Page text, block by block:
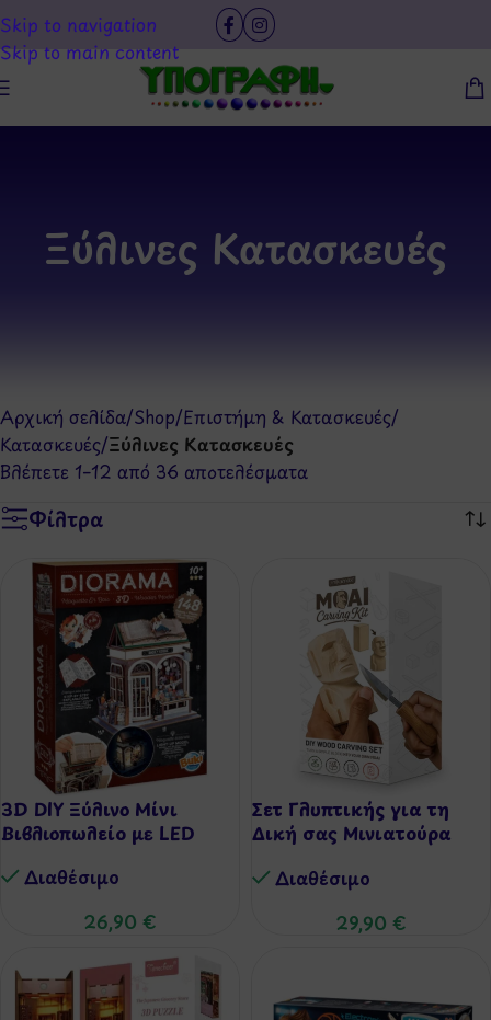
Skip to navigation
Skip to main content
Ξύλινες Κατασκευές
Αρχική σελίδα/Shop/Επιστήμη & Κατασκευές/
Κατασκευές/Ξύλινες Κατασκευές
Βλέπετε 1–12 από 36 αποτελέσματα
Φίλτρα
3D DIY Ξύλινο Μίνι
Βιβλιοπωλείο με LED
Διαθέσιμo
26,90 €
Σετ Γλυπτικής για τη
Δική σας Μινιατούρα
Διαθέσιμo
29,90 €